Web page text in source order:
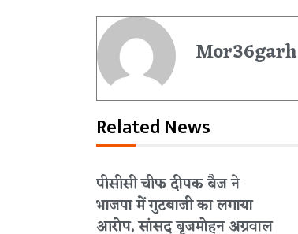
Mor36garh
Related News
पीसीसी चीफ दीपक बैज ने
भाजपा में गुटबाजी का लगाया
आरोप, सांसद बृजमोहन अग्रवाल